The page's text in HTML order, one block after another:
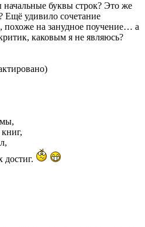
буквы строк? Это же
Ещё удивило сочетание
на занудное поучение… а
каковым я не являюсь?